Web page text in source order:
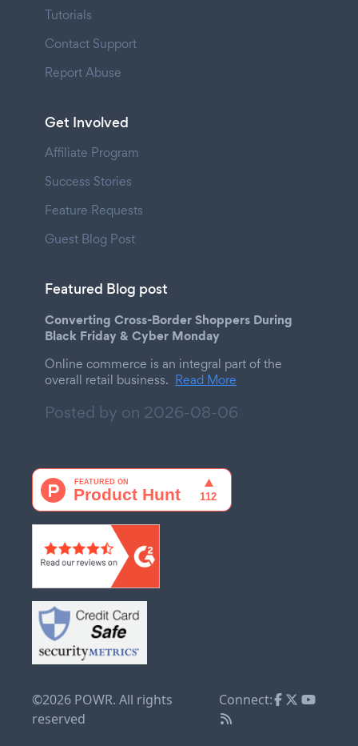
Tutorials
Contact Support
Report Abuse
Get Involved
Affiliate Program
Success Stories
Feature Requests
Guest Blog Post
Featured Blog post
Converting Cross-Border Shoppers During
Black Friday & Cyber Monday
Online commerce is an integral part of the
overall retail business. Read More
Posted by on 2026-08-06
©2026 POWR. All rights
reserved
Connect: